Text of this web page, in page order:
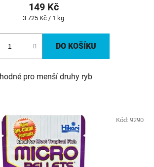
149 Kč
Měrná
3 725 Kč / 1 kg
DO KOŠÍKU
pro menší druhy ryb
Kód: 9290